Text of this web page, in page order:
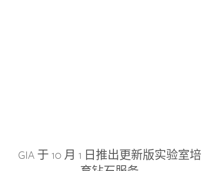
GIA 于 10 月 1 日推出更新版实验室培